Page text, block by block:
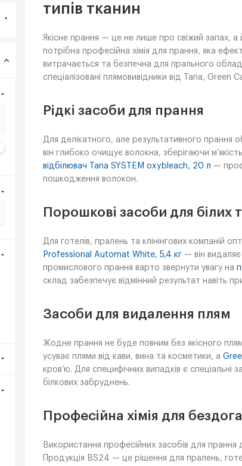
типів тканин
Якісне прання — це не лише про свіжий запах, а
потрібна професійна хімія для прання, яка
витрачається та безпечна для прального
спеціалізовані плямовивідники від Tana, Green
Рідкі засоби для прання
Для делікатного, але результативного прання
він глибоко очищує волокна, зберігаючи
відбілювач Tana SYSTEM oxybleach, 20 л —
пошкодження волокон.
Порошкові засоби для білих
Для готелів, пралень та клінінгових компаній
Professional Automat White, 5,4 кг — він
промислового прання варто звернути увагу на
склад забезпечує відмінний результат навіть
Засоби для видалення плям
Жодне прання не буде повним без якісного
усуває плями від кави, вина та косметики, а
кров’ю. Для специфічних випадків є спеціальні
білкових забруднень.
Професійна хімія для
Використання професійних засобів для прання
Продукція BS24 — це рішення для пралень,